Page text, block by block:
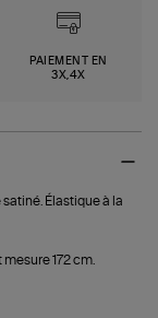
PAIEMENT EN
3X,4X
Élastique à la
172 cm.